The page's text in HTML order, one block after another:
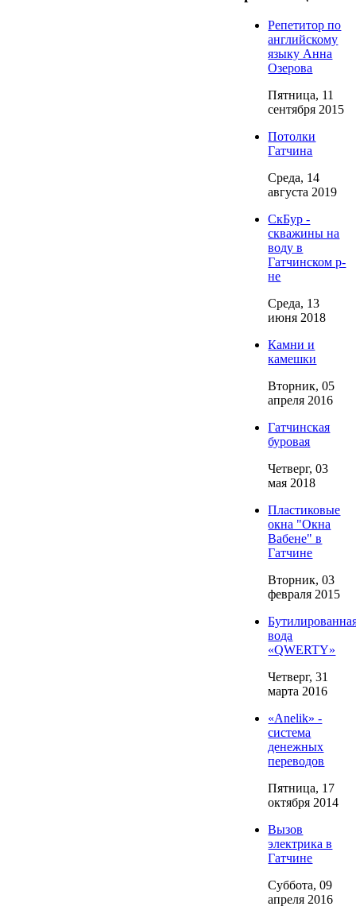
Репетитор по
английскому
языку Анна
Озерова
Пятница, 11
сентября 2015
Потолки
Гатчина
Среда, 14
августа 2019
СкБур -
скважины на
воду в
Гатчинском р-
не
Среда, 13
июня 2018
Камни и
камешки
Вторник, 05
апреля 2016
Гатчинская
буровая
Четверг, 03
мая 2018
Пластиковые
окна "Окна
Вабене" в
Гатчине
Вторник, 03
февраля 2015
вода
«QWERTY»
Четверг, 31
марта 2016
«Anelik» -
система
денежных
переводов
Пятница, 17
октября 2014
Вызов
электрика в
Гатчине
Суббота, 09
апреля 2016